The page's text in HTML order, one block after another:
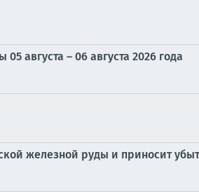
августа – 06 августа 2026 года
железной руды и приносит